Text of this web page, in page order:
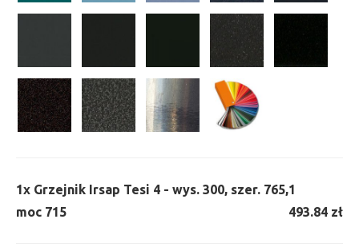
1x Grzejnik Irsap Tesi 4 - wys. 300, szer. 765,
moc 715
1
493.84 zł